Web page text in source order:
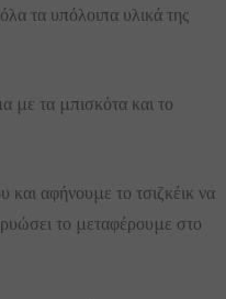
τα υπόλοιπα υλικά της
με τα μπισκότα και το
αφήνουμε το τσιζκέικ να
το μεταφέρουμε στο